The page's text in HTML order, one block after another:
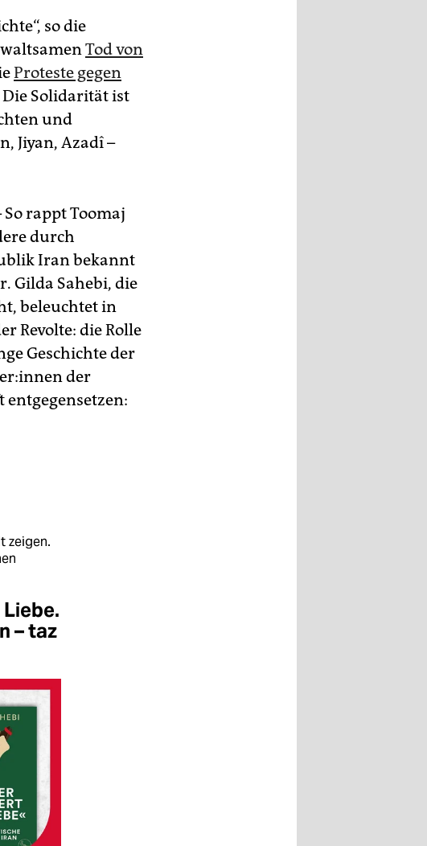
so die
Tod von
Proteste gegen
Solidarität ist
und
Jiyan, Azadî –
So rappt Toomaj
durch
Iran bekannt
Gilda Sahebi, die
beleuchtet in
Revolte: die Rolle
Geschichte der
der
zeigen.
– taz